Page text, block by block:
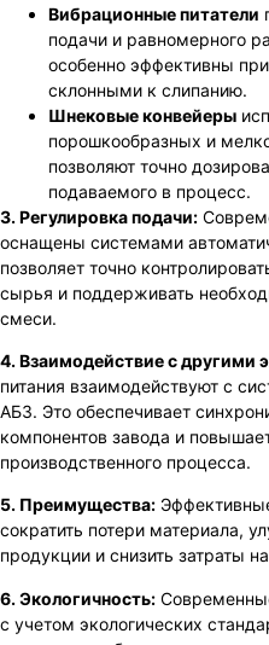
Вибрационные питатели
подачи и равномерного
особенно эффективны
склонными к слипанию.
Шнековые конвейеры
порошкообразных и
позволяют точно
подаваемого в процесс.
3. Регулировка подачи:
оснащены системами
позволяет точно
сырья и поддерживать
смеси.
4. Взаимодействие с другими
питания взаимодействуют с
АБЗ. Это обеспечивает
компонентов завода и
производственного процесса.
5. Преимущества:
сократить потери материала,
продукции и снизить затраты
6. Экологичность:
с учетом экологических